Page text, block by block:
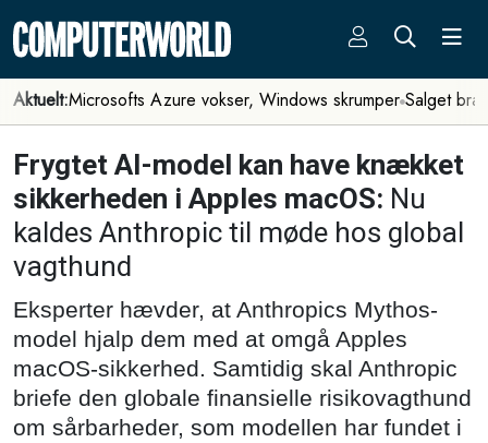
Aktuelt:Microsofts Azure vokser, Windows skrumper Salget
Frygtet AI-model kan have knækket
sikkerheden i Apples macOS: Nu
kaldes Anthropic til møde hos global
vagthund
Eksperter hævder, at Anthropics Mythos-
model hjalp dem med at omgå Apples
macOS-sikkerhed. Samtidig skal Anthropic
briefe den globale finansielle risikovagthund
om sårbarheder, som modellen har fundet i